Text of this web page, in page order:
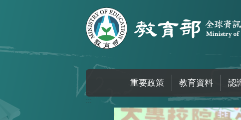
重要政策 教育資料 認
:::